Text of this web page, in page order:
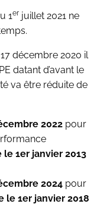
1er juillet 2021 ne
décembre 2020 il
datant d’avant le
va être réduite de
2022 pour
le 1er janvier 2013
2024 pour
le 1er janvier 2018